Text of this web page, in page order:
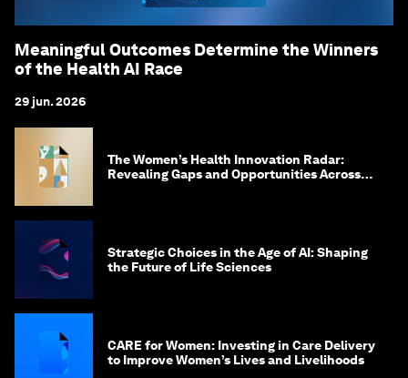
Meaningful Outcomes Determine the Winners
of the Health AI Race
29 jun. 2026
The Women’s Health Innovation Radar:
Revealing Gaps and Opportunities Across
Strategic Choices in the Age of AI: Shaping
the Future of Life Sciences
CARE for Women: Investing in Care Delivery
to Improve Women’s Lives and Livelihoods